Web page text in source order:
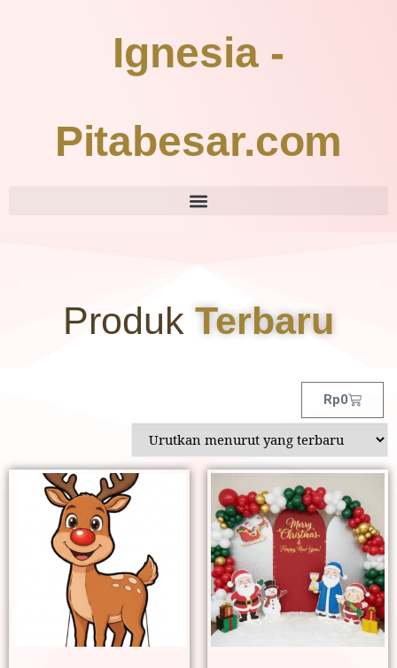
Ignesia -
Pitabesar.com
Produk Terbaru
Rp0